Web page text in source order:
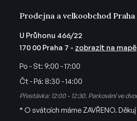
Prodejna a velkoobchod Praha
U Průhonu 466/22
170 00 Praha 7 - zobrazit na mapě
Po - St: 9:00 - 17:00
Čt - Pá: 8:30 - 14:00
Přestávka: 12:00 - 12:30. Parkování ve
* O svátcích máme ZAVŘENO.